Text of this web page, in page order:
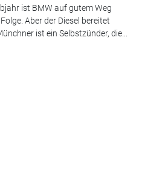
ist BMW auf gutem Weg
Aber der Diesel bereitet
ist ein Selbstzünder, die...